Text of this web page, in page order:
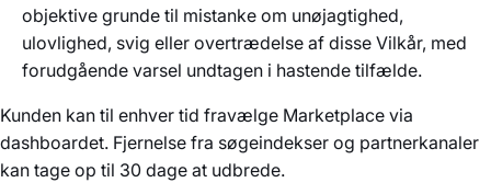
objektive grunde til mistanke om unøjagtighed,
ulovlighed, svig eller overtrædelse af disse Vilkår, med
forudgående varsel undtagen i hastende tilfælde.
Kunden kan til enhver tid fravælge Marketplace via
dashboardet. Fjernelse fra søgeindekser og partnerkanaler
kan tage op til 30 dage at udbrede.